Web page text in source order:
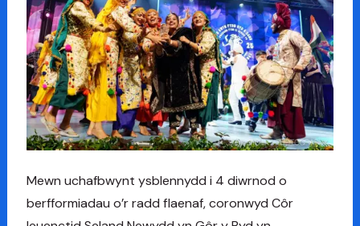
Mewn uchafbwynt ysblennydd i 4 diwrnod o
berfformiadau o’r radd flaenaf, coronwyd Côr